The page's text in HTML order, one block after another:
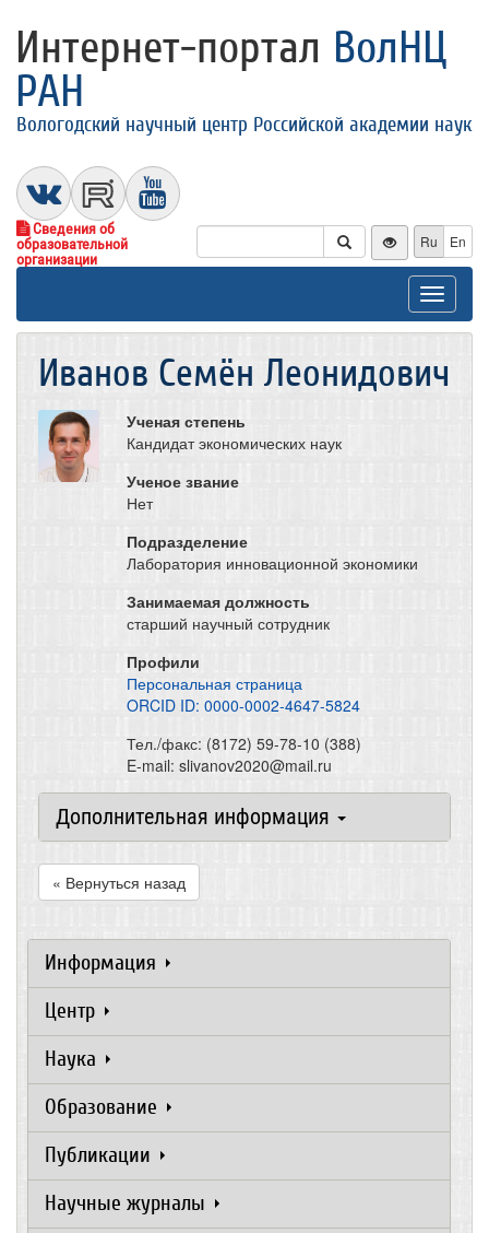
Интернет-портал ВолНЦ
РАН
Вологодский научный центр Российской академии наук
Сведения об
образовательной
организации
Ru En
Toggle
Иванов Семён Леонидович
Ученая степень
Кандидат экономических наук
Ученое звание
Нет
Подразделение
Лаборатория инновационной экономики
Занимаемая должность
старший научный сотрудник
Профили
Персональная страница
ORCID ID: 0000-0002-4647-5824
Тел./факс: (8172) 59-78-10 (388)
E-mail: slivanov2020@mail.ru
Дополнительная информация
« Вернуться назад
Информация
Центр
Наука
Образование
Публикации
Научные журналы